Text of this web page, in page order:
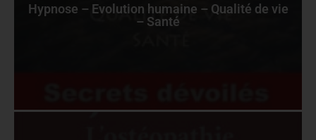
Hypnose – Evolution humaine – Qualité de vie
– Santé